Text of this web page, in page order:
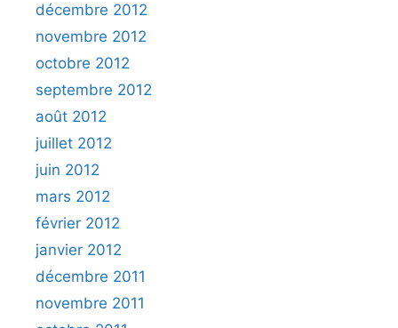
décembre 2012
novembre 2012
octobre 2012
septembre 2012
août 2012
juillet 2012
juin 2012
mars 2012
février 2012
janvier 2012
décembre 2011
novembre 2011